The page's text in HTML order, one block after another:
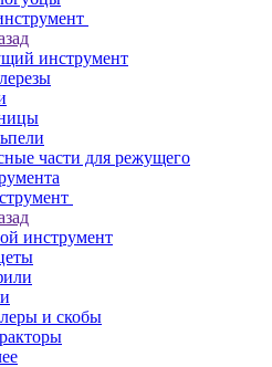
инструмент
части для режущего
инструмент
и скобы